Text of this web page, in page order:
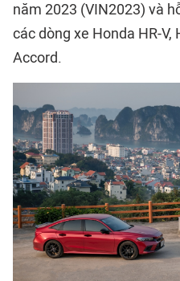
năm 2023 (VIN2023) và
các dòng xe Honda HR-V,
Accord.